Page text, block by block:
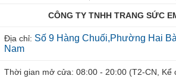
CÔNG TY TNHH TRANG SỨC
Địa chỉ: Số 9 Hàng Chuối,Phường Hai
Nam
Thời gian mở cửa: 08:00 - 20:00 (T2-CN, Kể